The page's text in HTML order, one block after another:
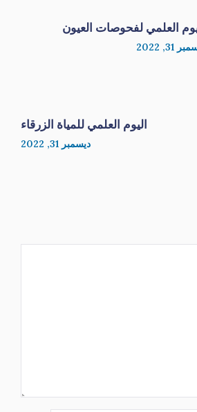
العلمي لفحوصات العيون
31, 2022
اليوم العلمي للمياة الزرقاء
ديسمبر 31, 2022